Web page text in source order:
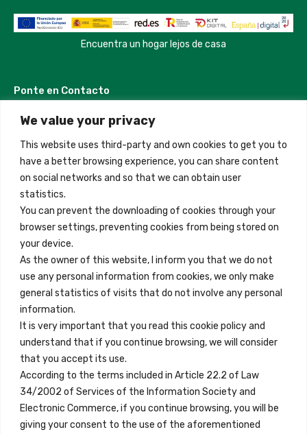
We value your privacy
This website uses third-party and own cookies to get you to
have a better browsing experience, you can share content
on social networks and so that we can obtain user
statistics.
You can prevent the downloading of cookies through your
browser settings, preventing cookies from being stored on
your device.
As the owner of this website, I inform you that we do not
use any personal information from cookies, we only make
general statistics of visits that do not involve any personal
information.
It is very important that you read this cookie policy and
understand that if you continue browsing, we will consider
that you accept its use.
According to the terms included in Article 22.2 of Law
34/2002 of Services of the Information Society and
Electronic Commerce, if you continue browsing, you will be
giving your consent to the use of the aforementioned
Encuentra un hogar lejos de casa
Ponte en Contacto
Madrid, Spain
+34 684 39 31 82
info@innfamily.com
Enlaces Rápidos
Contacto
Nota Legal
Términos y Condiciones
Política de Privacidad
Ver Alojamientos
Accesibilidad
Blog